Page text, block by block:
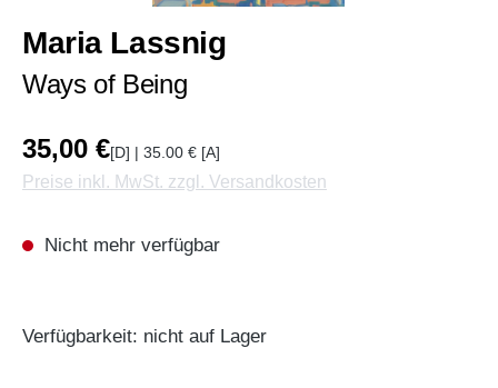
Maria Lassnig
Ways of Being
35,00 €[D] | 35.00 € [A]
Preise inkl. MwSt. zzgl. Versandkosten
Nicht mehr verfügbar
Verfügbarkeit: nicht auf Lager